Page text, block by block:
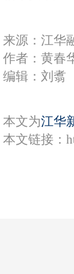
来源：江华
作者：黄春
编辑：刘翥
本文为江华
本文链接：